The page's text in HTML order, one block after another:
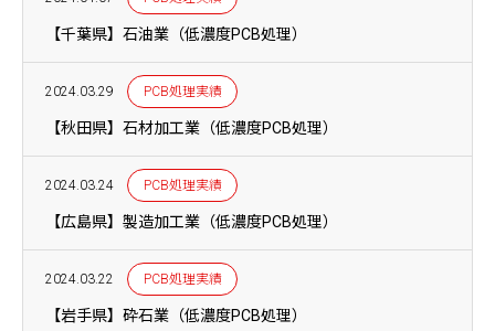
【千葉県】石油業（低濃度PCB処理）
2024.03.29 PCB処理実績
【秋田県】石材加工業（低濃度PCB処理）
2024.03.24 PCB処理実績
【広島県】製造加工業（低濃度PCB処理）
2024.03.22 PCB処理実績
【岩手県】砕石業（低濃度PCB処理）